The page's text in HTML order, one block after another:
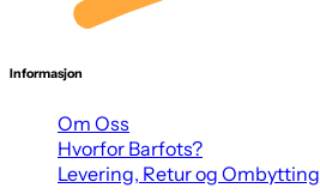
Informasjon
Om Oss
Hvorfor Barfots?
Levering, Retur og Ombytting